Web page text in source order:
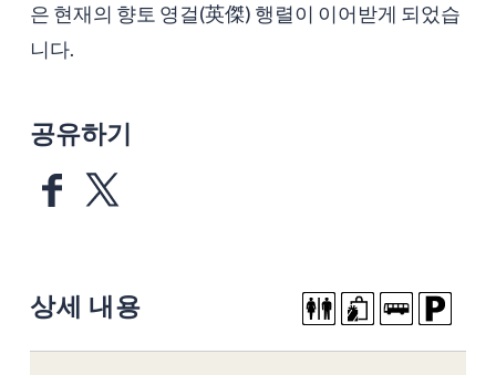
은 현재의 향토 영걸(英傑) 행렬이 이어받게 되었습
니다.
공유하기
상세 내용